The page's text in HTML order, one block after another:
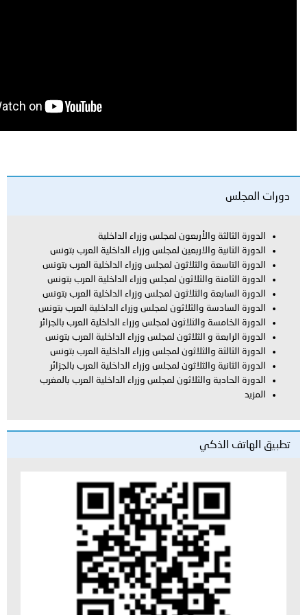
والأربعون لمجلس وزراء الداخلية
والاربعين لمجلس وزراء الداخلية العرب بتونس
والثلاثون لمجلس وزراء الداخلية العرب بتونس
والثلاثون لمجلس وزراء الداخلية العرب بتونس
والثلاثون لمجلس وزراء الداخلية العرب بتونس
والثلاثون لمجلس وزراء الداخلية العرب بتونس
والثلاثون لمجلس وزراء الداخلية العرب بالجزائر
و الثلاثون لمجلس وزراء الداخلية العرب بتونس
والثلاثون لمجلس وزراء الداخلية العرب بتونس
والثلاثون لمجلس وزراء الداخلية العرب بالجزائر
والثلاثون لمجلس وزراء الداخلية العرب بالمغرب